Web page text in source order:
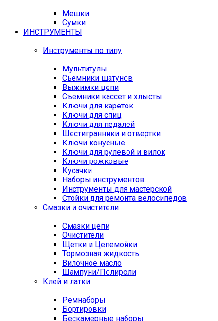
Мешки
Сумки
ИНСТРУМЕНТЫ
Инструменты по типу
Мультитулы
Сьемники шатунов
Выжимки цепи
Съемники кассет и хлысты
Ключи для кареток
Ключи для спиц
Ключи для педалей
Шестигранники и отвертки
Ключи конусные
Ключи для рулевой и вилок
Ключи рожковые
Кусачки
Наборы инструментов
Инструменты для мастерской
Стойки для ремонта велосипедов
Смазки и очистители
Смазки цепи
Очистители
Щетки и Цепемойки
Тормозная жидкость
Вилочное масло
Шампуни/Полироли
Клей и латки
Ремнаборы
Бортировки
Бескамерные наборы